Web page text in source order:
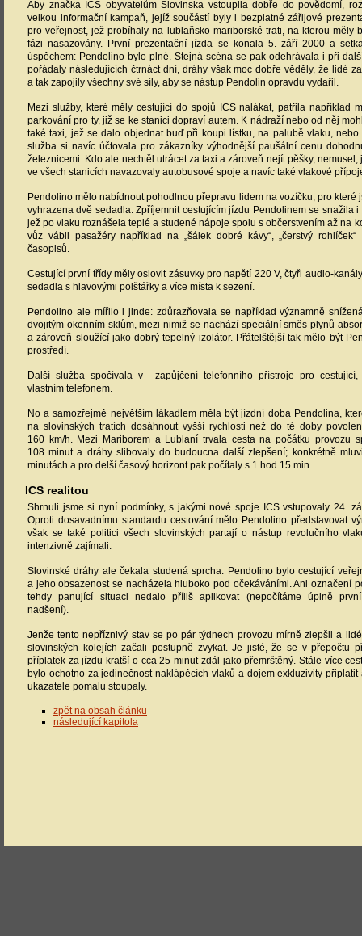
Aby značka ICS obyvatelům Slovinska vstoupila dobře do povědomí,
velkou informační kampaň, jejíž součástí byly i bezplatné zářijové
pro veřejnost, jež probíhaly na lublaňsko-mariborské trati, na kterou měly
fázi nasazovány. První prezentační jízda se konala 5. září 2000 a
úspěchem: Pendolino bylo plné. Stejná scéna se pak odehrávala i při
pořádaly následujících čtrnáct dní, dráhy však moc dobře věděly, že lidé
a tak zapojily všechny své síly, aby se nástup Pendolin opravdu vydařil.
Mezi služby, které měly cestující do spojů ICS nalákat, patřila například
parkování pro ty, již se ke stanici dopraví autem. K nádraží nebo od něj
také taxi, jež se dalo objednat buď při koupi lístku, na palubě vlaku,
služba si navíc účtovala pro zákazníky výhodnější paušální cenu
železnicemi. Kdo ale nechtěl utrácet za taxi a zároveň nejít pěšky,
ve všech stanicích navazovaly autobusové spoje a navíc také vlakové
Pendolino mělo nabídnout pohodlnou přepravu lidem na vozíčku, pro které
vyhrazena dvě sedadla. Zpříjemnit cestujícím jízdu Pendolinem se snažila
jež po vlaku roznášela teplé a studené nápoje spolu s občerstvením až na
vůz vábil pasažéry například na „šálek dobré kávy“, „čerstvý
časopisů.
Cestující první třídy měly oslovit zásuvky pro napětí 220 V, čtyři audio-
sedadla s hlavovými polštářky a více místa k sezení.
Pendolino ale mířilo i jinde: zdůrazňovala se například významně
dvojitým okenním sklům, mezi nimiž se nachází speciální směs plynů
a zároveň sloužící jako dobrý tepelný izolátor. Přátelštější tak mělo být
prostředí.
Další služba spočívala v zapůjčení telefonního přístroje pro cestující,
vlastním telefonem.
No a samozřejmě největším lákadlem měla být jízdní doba Pendolina,
na slovinských tratích dosáhnout vyšší rychlosti než do té doby
160 km/h. Mezi Mariborem a Lublaní trvala cesta na počátku provozu
108 minut a dráhy slibovaly do budoucna další zlepšení; konkrétně
minutách a pro delší časový horizont pak počítaly s 1 hod 15 min.
ICS realitou
Shrnuli jsme si nyní podmínky, s jakými nové spoje ICS vstupovaly 24.
Oproti dosavadnímu standardu cestování mělo Pendolino představovat
však se také politici všech slovinských partají o nástup revolučního
intenzivně zajímali.
Slovinské dráhy ale čekala studená sprcha: Pendolino bylo cestující
a jeho obsazenost se nacházela hluboko pod očekáváními. Ani označení
tehdy panující situaci nedalo příliš aplikovat (nepočítáme úplně
nadšení).
Jenže tento nepříznivý stav se po pár týdnech provozu mírně zlepšil a
slovinských kolejích začali postupně zvykat. Je jisté, že se v přepočtu
příplatek za jízdu kratší o cca 25 minut zdál jako přemrštěný. Stále více
bylo ochotno za jedinečnost naklápěcích vlaků a dojem exkluzivity
ukazatele pomalu stoupaly.
zpět na obsah článku
následující kapitola